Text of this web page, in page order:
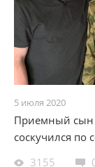
5 июля 2020
Приемный сын
соскучился по
3155